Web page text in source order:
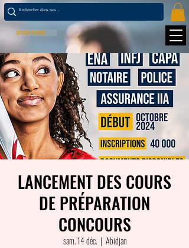
DEVENIR MEMBRE
LANCEMENT DES COURS
DE PRÉPARATION
CONCOURS
sam. 14 déc.
  |
Abidjan